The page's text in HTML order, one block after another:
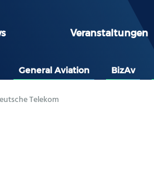
Veranstaltungen
General Aviation BizAv
Telekom